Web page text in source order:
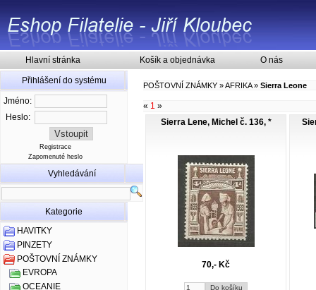
Hlavní stránka Košík a objednávka O nás
Přihlášení do systému
Jméno:
Heslo:
Registrace
Zapomenuté heslo
Vyhledávání
Kategorie
HAVITKY
PINZETY
POŠTOVNÍ ZNÁMKY
EVROPA
OCEANIE
POŠTOVNÍ ZNÁMKY »AFRIKA» Sierra Leone
« 1 »
Sierra Lene, Michel č. 136, *
70,- Kč